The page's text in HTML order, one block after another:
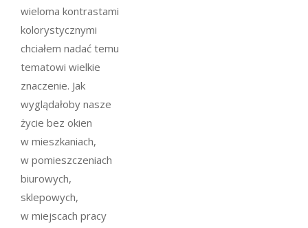
wieloma kontrastami
kolorystycznymi
chciałem nadać temu
tematowi wielkie
znaczenie. Jak
wyglądałoby nasze
życie bez okien
w mieszkaniach,
w pomieszczeniach
biurowych,
sklepowych,
w miejscach pracy